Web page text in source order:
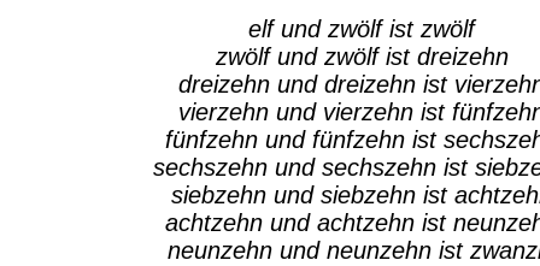
elf und zwölf ist zwölf
zwölf und zwölf ist dreizehn
dreizehn und dreizehn ist
vierzehn und vierzehn ist
fünfzehn und fünfzehn ist
sechszehn und sechszehn ist
siebzehn und siebzehn ist
achtzehn und achtzehn ist
neunzehn und neunzehn ist